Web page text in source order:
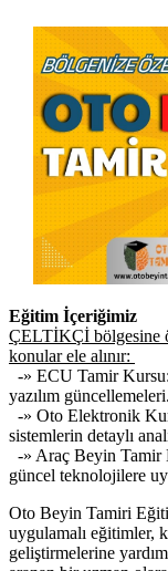
Eğitim İçeriğimiz
ÇELTİKÇİ bölgesine
konular ele alınır:
-» ECU Tamir
yazılım güncellemeleri.
-» Oto Elektronik
sistemlerin detaylı
-» Araç Beyin Tamir
güncel teknolojilere
Oto Beyin Tamiri
uygulamalı eğitimler,
geliştirmelerine